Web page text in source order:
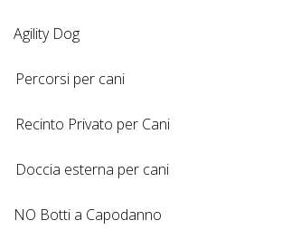
Agility Dog
Percorsi per cani
Recinto Privato per Cani
Doccia esterna per cani
NO Botti a Capodanno